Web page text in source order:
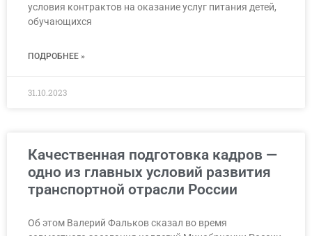
условия контрактов на оказание услуг питания детей,
обучающихся
ПОДРОБНЕЕ »
31.10.2023
Качественная подготовка кадров —
одно из главных условий развития
транспортной отрасли России
Об этом Валерий Фальков сказал во время